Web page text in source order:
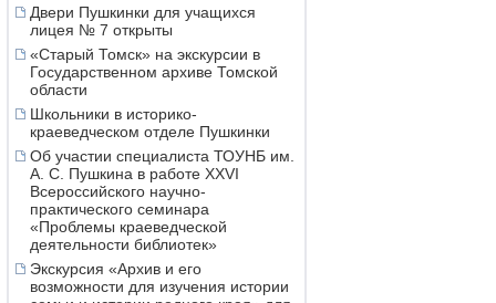
Двери Пушкинки для учащихся
лицея № 7 открыты
«Старый Томск» на экскурсии в
Государственном архиве Томской
области
Школьники в историко-
краеведческом отделе Пушкинки
Об участии специалиста ТОУНБ им.
А. С. Пушкина в работе XXVI
Всероссийского научно-
практического семинара
«Проблемы краеведческой
деятельности библиотек»
Экскурсия «Архив и его
возможности для изучения истории